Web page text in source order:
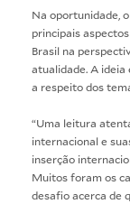
Na oportunidade,
principais
Brasil na
atualidade. A
a respeito dos
“Uma leitura
internacional e
inserção
Muitos foram os
desafio acerca de